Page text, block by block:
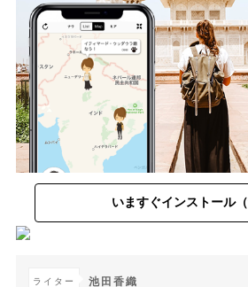
いますぐインストール（
ライター 池田香織